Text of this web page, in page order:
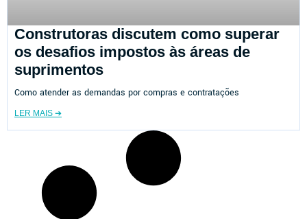
Construtoras discutem como superar
os desafios impostos às áreas de
suprimentos
Como atender as demandas por compras e contratações
LER MAIS ➔